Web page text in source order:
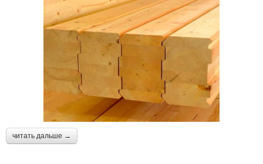
читать дальше →